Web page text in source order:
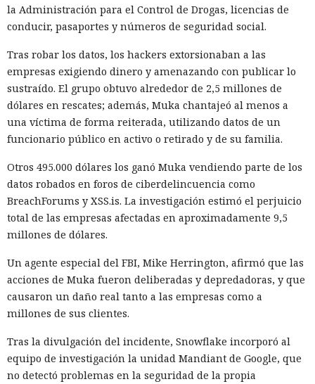
la Administración para el Control de Drogas, licencias de
conducir, pasaportes y números de seguridad social.
Tras robar los datos, los hackers extorsionaban a las
empresas exigiendo dinero y amenazando con publicar lo
sustraído. El grupo obtuvo alrededor de 2,5 millones de
dólares en rescates; además, Muka chantajeó al menos a
una víctima de forma reiterada, utilizando datos de un
funcionario público en activo o retirado y de su familia.
Otros 495.000 dólares los ganó Muka vendiendo parte de los
datos robados en foros de ciberdelincuencia como
BreachForums y XSS.is. La investigación estimó el perjuicio
total de las empresas afectadas en aproximadamente 9,5
millones de dólares.
Un agente especial del FBI, Mike Herrington, afirmó que las
acciones de Muka fueron deliberadas y depredadoras, y que
causaron un daño real tanto a las empresas como a
millones de sus clientes.
Tras la divulgación del incidente, Snowflake incorporó al
equipo de investigación la unidad Mandiant de Google, que
no detectó problemas en la seguridad de la propia